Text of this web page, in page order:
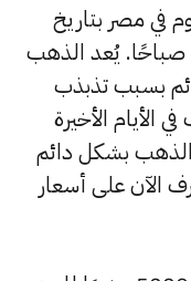
في مصر بتاريخ
الأحد 24 أغسطس الساعة 11:10 صباحًا. يُعد الذهب
بسبب تذبذب
الأخيرة
أسعار الذهب بشكل دائم
الآن على أسعار